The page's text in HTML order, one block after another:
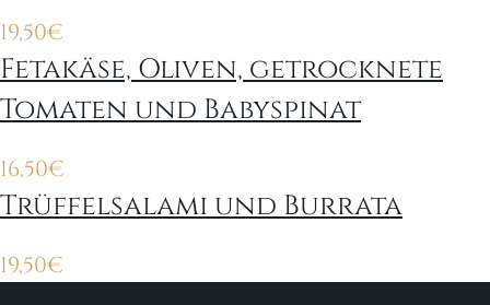
19,50€
Fetakäse, Oliven, getrocknete
Tomaten und Babyspinat
16,50€
Trüffelsalami und Burrata
19,50€